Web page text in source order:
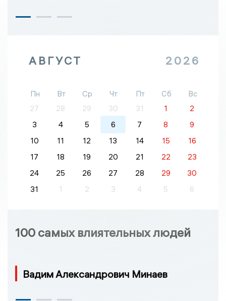
АВГУСТ 2026
Пн Вт Ср Чт Пт Сб
Вс
27
28 29 30 31 1
2
3
4 5 6 7 8
9
10
11 12 13 14 15
16
17
18 19 20 21 22
23
24
25 26 27 28 29
30
31
1 2 3 4 5 6
100 самых влиятельных людей
Вадим Александрович Минаев